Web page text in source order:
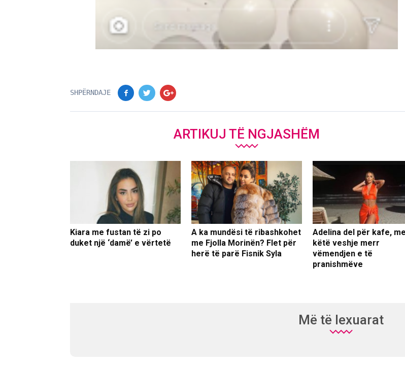
SHPËRNDAJE
ARTIKUJ TË NGJASHËM
Kiara me fustan të zi po
duket një ‘damë’ e vërtetë
A ka mundësi të ribashkohet
me Fjolla Morinën? Flet për
herë të parë Fisnik Syla
Adelina del për kafe, me
këtë veshje merr
vëmendjen e të
pranishmëve
Më të lexuarat